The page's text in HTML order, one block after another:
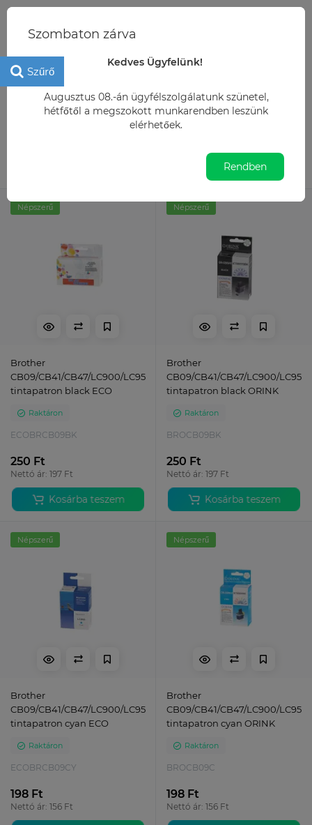
Szűrő
Irodaszer Nyomtató-kellékanyagok Kompatibilis
Kompatibilis tintapatronok
Népszerű
Brother
CB09/CB41/CB47/LC900/LC950
tintapatron black ECO
Raktáron
ECOBRCB09BK
250 Ft
Nettó ár: 197 Ft
Kosárba teszem
Népszerű
Brother
CB09/CB41/CB47/LC900/LC950
tintapatron black ORINK
Raktáron
BROCB09BK
250 Ft
Nettó ár: 197 Ft
Kosárba teszem
Népszerű
Brother
CB09/CB41/CB47/LC900/LC950
tintapatron cyan ECO
Raktáron
ECOBRCB09CY
198 Ft
Nettó ár: 156 Ft
Népszerű
Brother
CB09/CB41/CB47/LC900/LC950
tintapatron cyan ORINK
Raktáron
BROCB09C
198 Ft
Nettó ár: 156 Ft
Szombaton zárva
Kedves Ügyfelünk!
Augusztus 08.-án ügyfélszolgálatunk szünetel,
hétfőtől a megszokott munkarendben leszünk
elérhetőek.
Rendben